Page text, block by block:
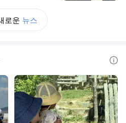
로운 뉴스